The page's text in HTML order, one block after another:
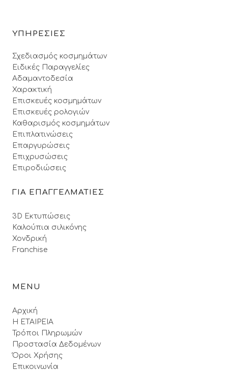
ΥΠΗΡΕΣΙΕΣ
Σχεδιασμός κοσμημάτων
Ειδικές Παραγγελίες
Αδαμαντοδεσία
Χαρακτική
Επισκευές κοσμημάτων
Επισκευές ρολογιών
Καθαρισμός κοσμημάτων
Επιπλατινώσεις
Επαργυρώσεις
Επιχρυσώσεις
Επιροδιώσεις
ΓΙΑ ΕΠΑΓΓΕΛΜΑΤΙΕΣ
3D Εκτυπώσεις
Καλούπια σιλικόνης
Χονδρική
Franchise
MENU
Αρχική
Η ΕΤΑΙΡΕΙΑ
Τρόποι Πληρωμών
Προστασία Δεδομένων
Όροι Xρήσης
Επικοινωνία